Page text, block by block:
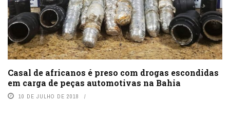
Casal de africanos é preso com drogas escondidas
em carga de peças automotivas na Bahia
10 DE JULHO DE 2018